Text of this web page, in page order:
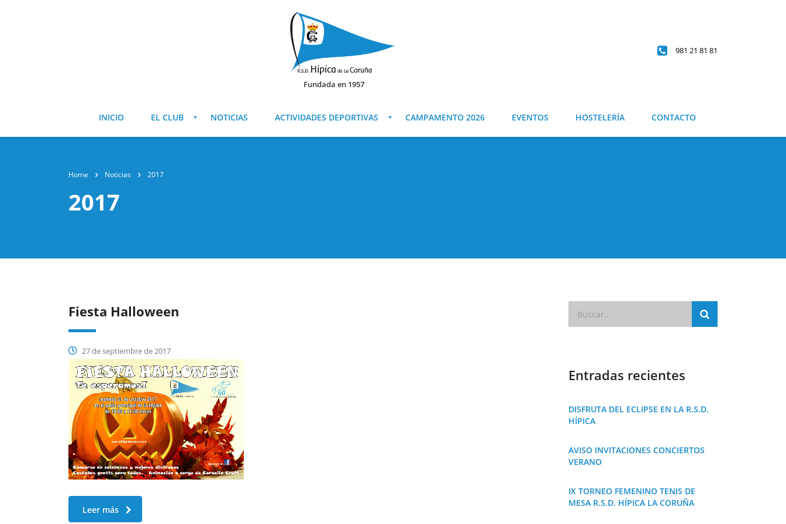
Fundada en 1957
981 21 81 81
INICIO EL CLUB NOTICIAS ACTIVIDADES DEPORTIVAS CAMPAMENTO 2026 EVENTOS HOSTELERÍA CONTACTO
Home Noticias 2017
2017
Fiesta Halloween
27 de septiembre de 2017
Leer más
Entradas recientes
DISFRUTA DEL ECLIPSE EN LA R.S.D.
HÍPICA
AVISO INVITACIONES CONCIERTOS
VERANO
IX TORNEO FEMENINO TENIS DE
MESA R.S.D. HÍPICA LA CORUÑA